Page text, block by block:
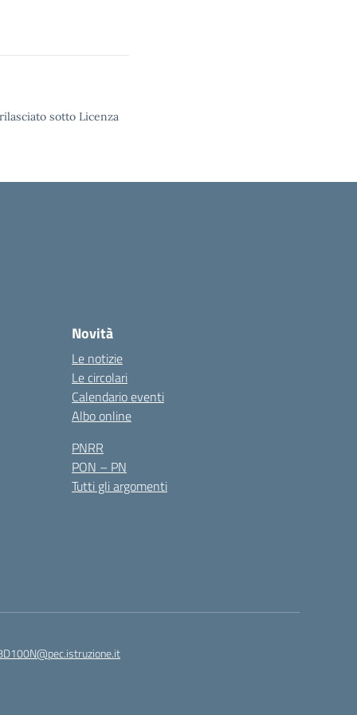
sotto Licenza
Novità
Le notizie
Le circolari
Calendario eventi
Albo online
PNRR
PON – PN
Tutti gli argomenti